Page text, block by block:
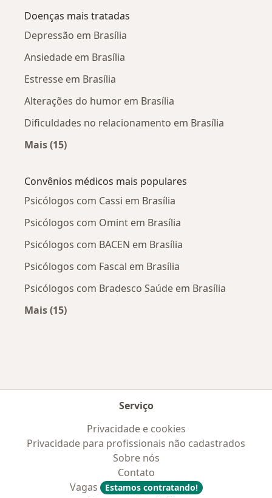
Doenças mais tratadas
Depressão em Brasília
Ansiedade em Brasília
Estresse em Brasília
Alterações do humor em Brasília
Dificuldades no relacionamento em Brasília
Mais (15)
Convênios médicos mais populares
Psicólogos com Cassi em Brasília
Psicólogos com Omint em Brasília
Psicólogos com BACEN em Brasília
Psicólogos com Fascal em Brasília
Psicólogos com Bradesco Saúde em Brasília
Mais (15)
Serviço
Privacidade e cookies
Privacidade para profissionais não cadastrados
Sobre nós
Contato
Vagas
Estamos contratando!